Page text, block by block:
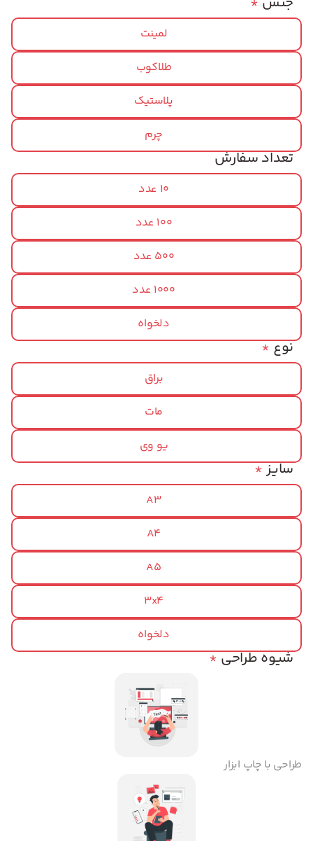
لمینت
طلاکوب
پلاستیک
چرم
تعداد سفارش
10 عدد
100 عدد
500 عدد
1000 عدد
دلخواه
*نوع
براق
مات
یو وی
*سایز
A3
A4
A5
3x4
دلخواه
*شیوه طراحی
طراحی با چاپ ابزار